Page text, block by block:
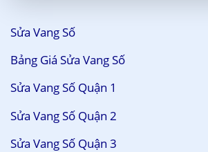
Sửa Vang Số
Bảng Giá Sửa Vang Số
Sửa Vang Số Quận 1
Sửa Vang Số Quận 2
Sửa Vang Số Quận 3